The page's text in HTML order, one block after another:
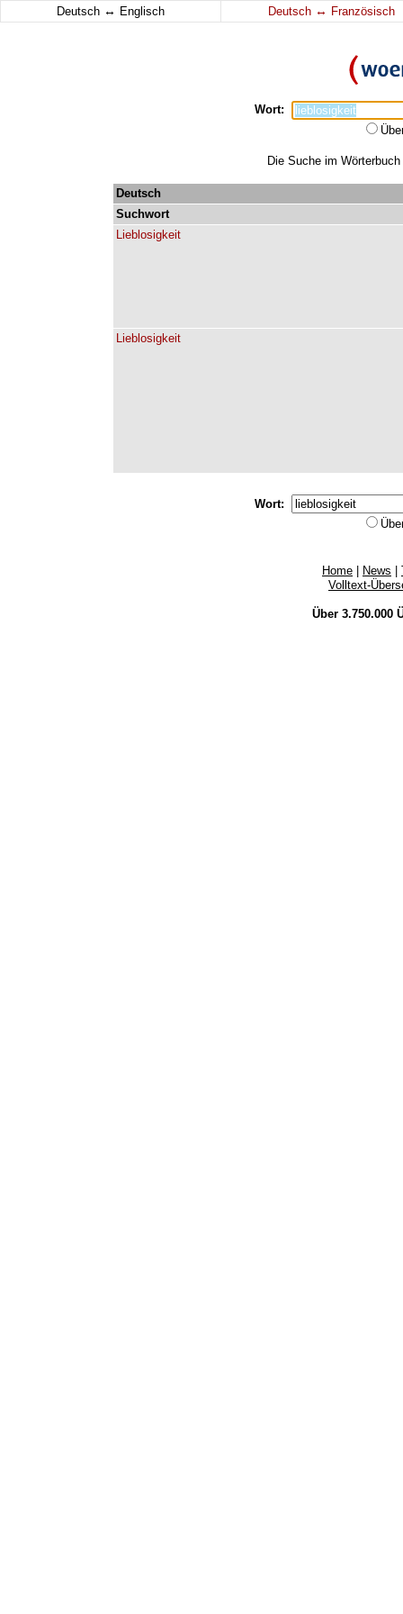
Deutsch ↔ Englisch Deutsch ↔ Französisch
Wort:
Die Suche im
Deutsch
Suchwort
Lieblosigkeit
Lieblosigkeit
Wort:
Home News
Volltext-
Über 3.750.000